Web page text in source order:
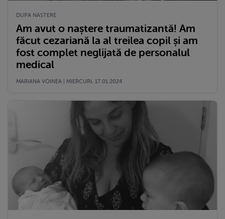
DUPA NASTERE
Am avut o naștere traumatizantă! Am
făcut cezariană la al treilea copil și am
fost complet neglijată de personalul
medical
MARIANA VOINEA | MIERCURI, 17.01.2024